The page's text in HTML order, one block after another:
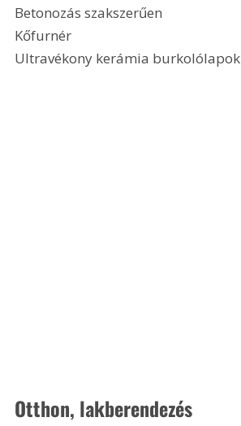
Betonozás szakszerűen
Kőfurnér
Ultravékony kerámia burkolólapok
Otthon, lakberendezés